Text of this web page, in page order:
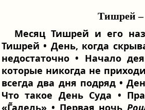
Тишрей –
Месяц Тишрей и его
Тишрей • День, когда
недостаточно • Начало
которые никогда не
всегда два дня подряд •
Что такое День Суда •
«Г̃алель» • Первая ночь